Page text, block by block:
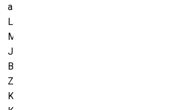
asociatīvs stāsts, sajūtas par Rīgas
Latgales priekšpilsētā – Maskavas
Maskačka). Izstādē piedalās: Sabīne
Jānis Jansons, Mārīte Jansone, Anna
Brasliņš, Dina Dubiņa, Dina Ābele,
Zemītis, Agita Zemīte, Neonilla
Kate Seržāne, Igors Bernāts, Valters